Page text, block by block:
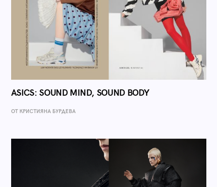
ASICS: SOUND MIND, SOUND BODY
ОТ КРИСТИЯНА БУРДЕВА